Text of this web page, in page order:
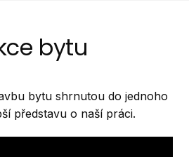
bytu
bytu shrnutou do jednoho
představu o naší práci.